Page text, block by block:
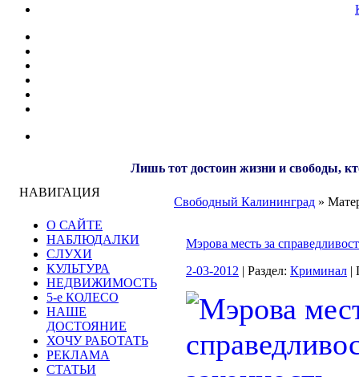
Лишь тот достоин жизни и свободы,
НАВИГАЦИЯ
О САЙТЕ
НАБЛЮДАЛКИ
СЛУХИ
КУЛЬТУРА
НЕДВИЖИМОСТЬ
5-е КОЛЕСО
НАШЕ
ДОСТОЯНИЕ
ХОЧУ РАБОТАТЬ
РЕКЛАМА
СТАТЬИ
Свободный Калининград »
Мэрова месть за
2-03-2012 | Раздел: Криминал |